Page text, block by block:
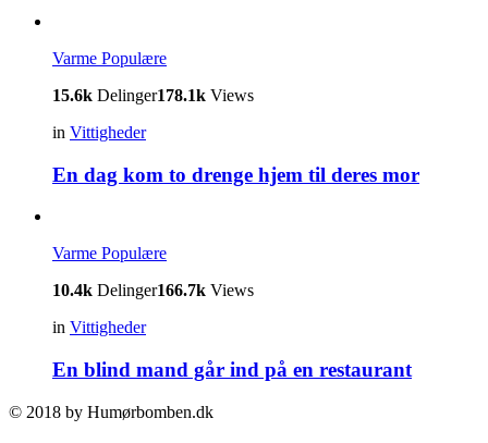
Varme Populære
15.6k Delinger178.1k Views
in Vittigheder
En dag kom to drenge hjem til deres mor
Varme Populære
10.4k Delinger166.7k Views
in Vittigheder
En blind mand går ind på en restaurant
© 2018 by Humørbomben.dk